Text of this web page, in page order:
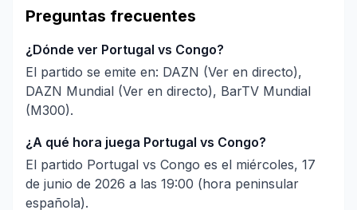
Preguntas frecuentes
¿Dónde ver Portugal vs Congo?
El partido se emite en: DAZN (Ver en directo),
DAZN Mundial (Ver en directo), BarTV Mundial
(M300).
¿A qué hora juega Portugal vs Congo?
El partido Portugal vs Congo es el miércoles, 17
de junio de 2026 a las 19:00 (hora peninsular
española).